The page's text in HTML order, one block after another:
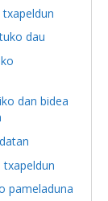
dau
dan bidea
txapeldun
pameladuna